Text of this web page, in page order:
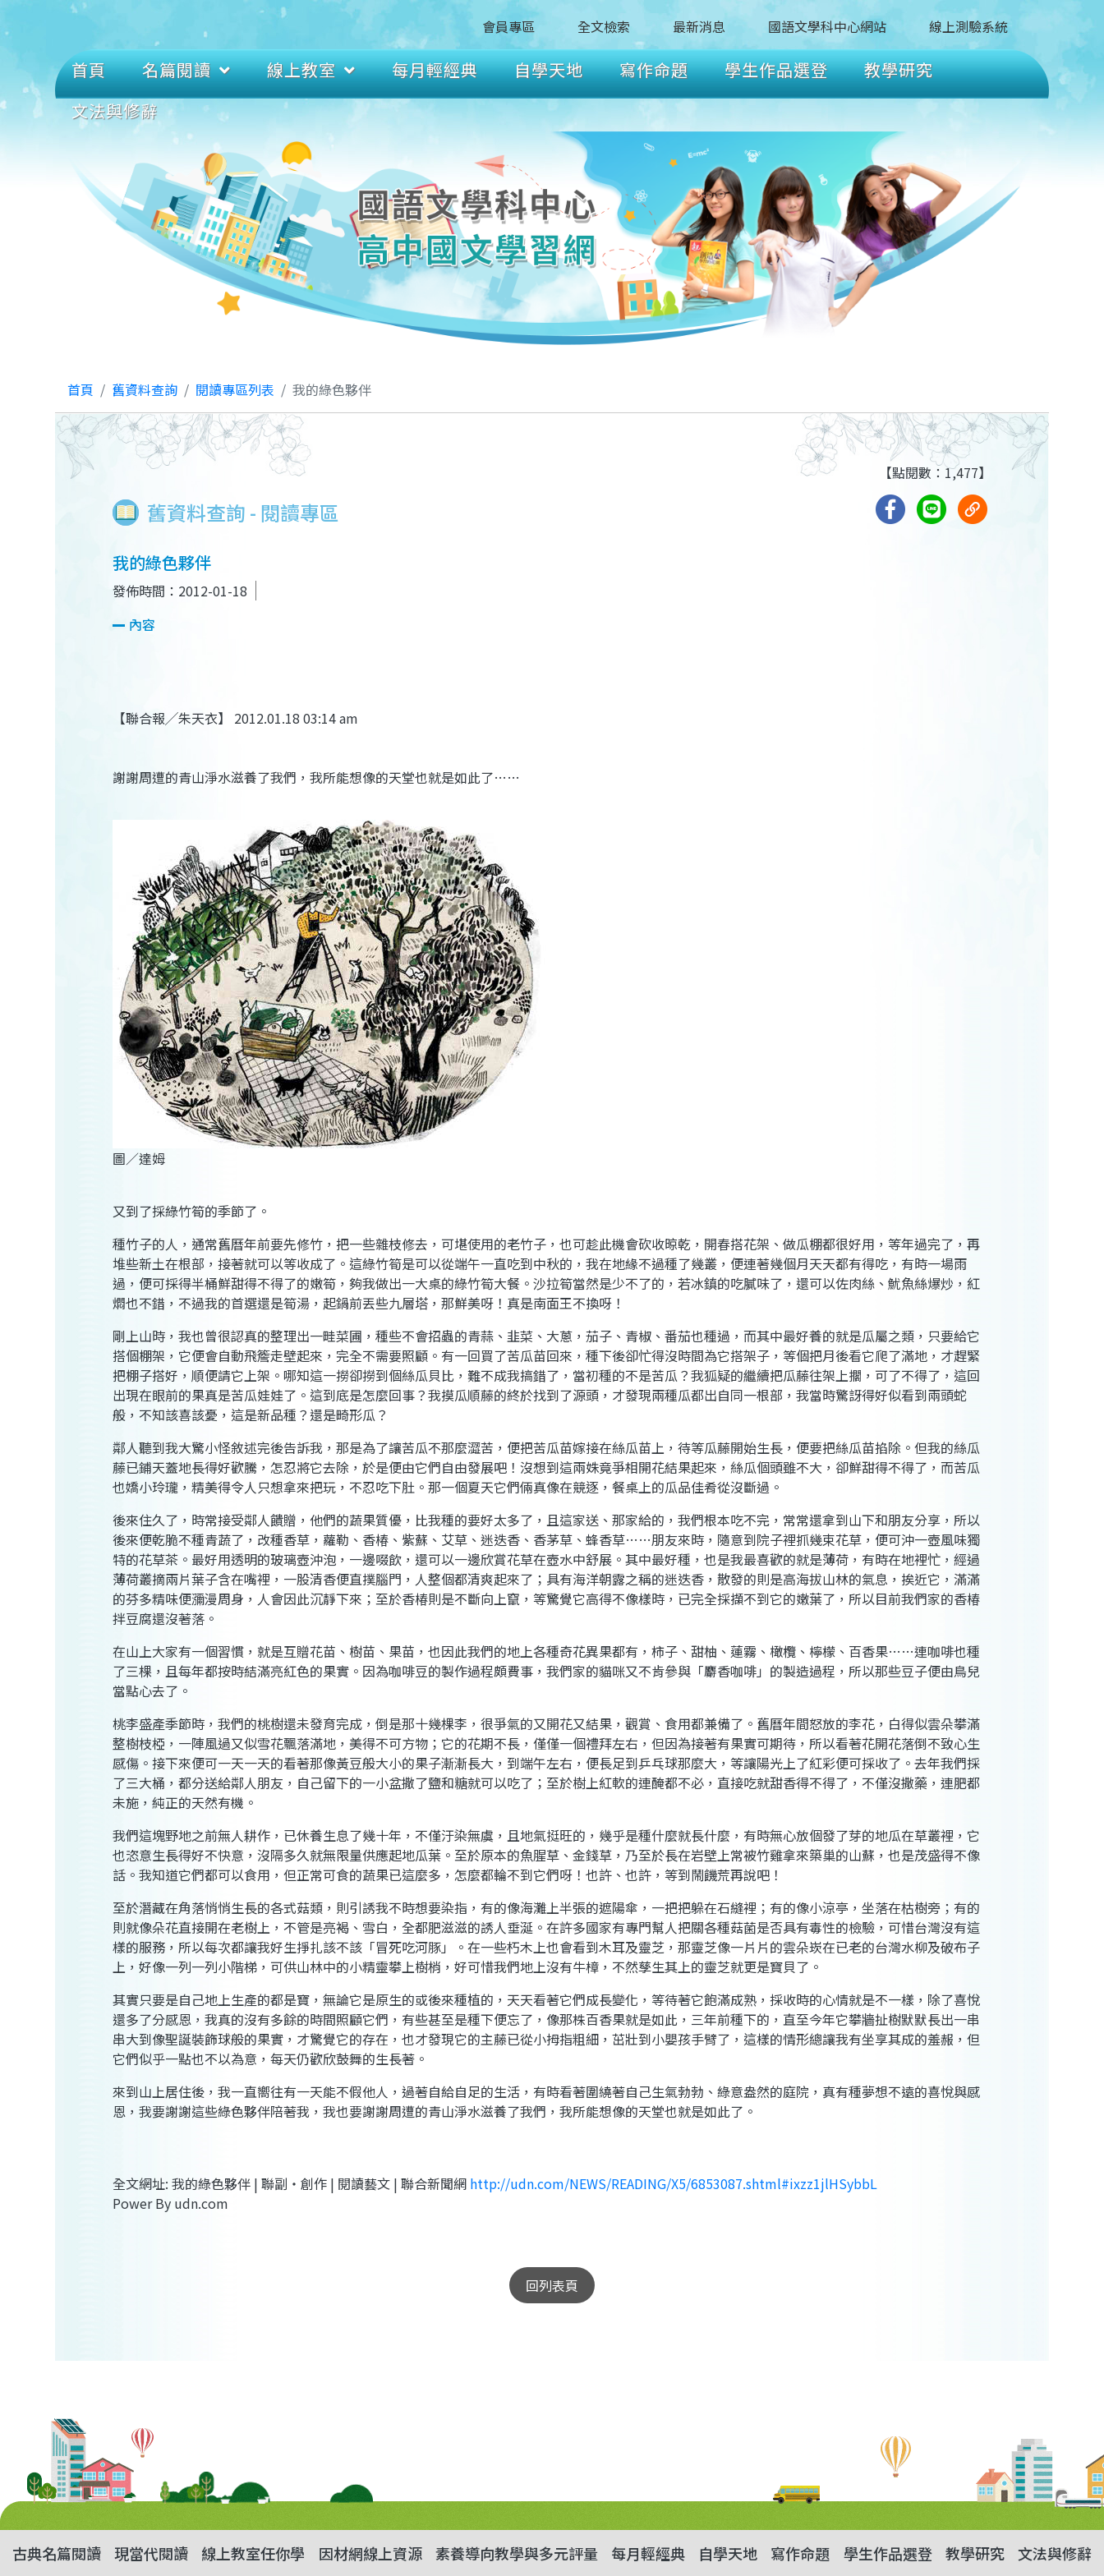
會員專區 全文檢索 最新消息 國語文學科中心網站 線上測驗系統
首頁 名篇閱讀 線上教室 每月輕經典 自學天地 寫作命題 學生作品選登
教學研究
文法與修辭
首頁 舊資料查詢 閱讀專區列表 我的綠色夥伴
舊資料查詢 - 閱讀專區
【點閱數：1,477】
我的綠色夥伴
發佈時間：2012-01-18
內容
【聯合報╱朱天衣】 2012.01.18 03:14 am
謝謝周遭的青山淨水滋養了我們，我所能想像的天堂也就是如此了……
圖／達姆
又到了採綠竹筍的季節了。
種竹子的人，通常舊曆年前要先修竹，把一些雜枝修去，可堪使用的老竹子，也可趁此機會砍收晾乾，開春搭花架、做瓜棚都很好用，等年過完了，再
堆些新土在根部，接著就可以等收成了。這綠竹筍是可以從端午一直吃到中秋的，我在地緣不過種了幾叢，便連著幾個月天天都有得吃，有時一場雨
過，便可採得半桶鮮甜得不得了的嫩筍，夠我做出一大桌的綠竹筍大餐。沙拉筍當然是少不了的，若冰鎮的吃膩味了，還可以佐肉絲、魷魚絲爆炒，紅
燜也不錯，不過我的首選還是筍湯，起鍋前丟些九層塔，那鮮美呀！真是南面王不換呀！
剛上山時，我也曾很認真的整理出一畦菜圃，種些不會招蟲的青蒜、韭菜、大蔥，茄子、青椒、番茄也種過，而其中最好養的就是瓜屬之類，只要給它
搭個棚架，它便會自動飛簷走壁起來，完全不需要照顧。有一回買了苦瓜苗回來，種下後卻忙得沒時間為它搭架子，等個把月後看它爬了滿地，才趕緊
把棚子搭好，順便請它上架。哪知這一撈卻撈到個絲瓜貝比，難不成我搞錯了，當初種的不是苦瓜？我狐疑的繼續把瓜藤往架上擱，可了不得了，這回
出現在眼前的果真是苦瓜娃娃了。這到底是怎麼回事？我摸瓜順藤的終於找到了源頭，才發現兩種瓜都出自同一根部，我當時驚訝得好似看到兩頭蛇
般，不知該喜該憂，這是新品種？還是畸形瓜？
鄰人聽到我大驚小怪敘述完後告訴我，那是為了讓苦瓜不那麼澀苦，便把苦瓜苗嫁接在絲瓜苗上，待等瓜藤開始生長，便要把絲瓜苗掐除。但我的絲瓜
藤已鋪天蓋地長得好歡騰，怎忍將它去除，於是便由它們自由發展吧！沒想到這兩姝竟爭相開花結果起來，絲瓜個頭雖不大，卻鮮甜得不得了，而苦瓜
也嬌小玲瓏，精美得令人只想拿來把玩，不忍吃下肚。那一個夏天它們倆真像在競逐，餐桌上的瓜品佳肴從沒斷過。
後來住久了，時常接受鄰人饋贈，他們的蔬果質優，比我種的要好太多了，且這家送、那家給的，我們根本吃不完，常常還拿到山下和朋友分享，所以
後來便乾脆不種青蔬了，改種香草，蘿勒、香椿、紫蘇、艾草、迷迭香、香茅草、蜂香草……朋友來時，隨意到院子裡抓幾束花草，便可沖一壺風味獨
特的花草茶。最好用透明的玻璃壺沖泡，一邊啜飲，還可以一邊欣賞花草在壺水中舒展。其中最好種，也是我最喜歡的就是薄荷，有時在地裡忙，經過
薄荷叢摘兩片葉子含在嘴裡，一股清香便直撲腦門，人整個都清爽起來了；具有海洋朝露之稱的迷迭香，散發的則是高海拔山林的氣息，挨近它，滿滿
的芬多精味便瀰漫周身，人會因此沉靜下來；至於香椿則是不斷向上竄，等驚覺它高得不像樣時，已完全採擷不到它的嫩葉了，所以目前我們家的香椿
拌豆腐還沒著落。
在山上大家有一個習慣，就是互贈花苗、樹苗、果苗，也因此我們的地上各種奇花異果都有，柿子、甜柚、蓮霧、橄欖、檸檬、百香果……連咖啡也種
了三棵，且每年都按時結滿亮紅色的果實。因為咖啡豆的製作過程頗費事，我們家的貓咪又不肯參與「麝香咖啡」的製造過程，所以那些豆子便由鳥兒
當點心去了。
桃李盛產季節時，我們的桃樹還未發育完成，倒是那十幾棵李，很爭氣的又開花又結果，觀賞、食用都兼備了。舊曆年間怒放的李花，白得似雲朵攀滿
整樹枝椏，一陣風過又似雪花飄落滿地，美得不可方物；它的花期不長，僅僅一個禮拜左右，但因為接著有果實可期待，所以看著花開花落倒不致心生
感傷。接下來便可一天一天的看著那像黃豆般大小的果子漸漸長大，到端午左右，便長足到乒乓球那麼大，等讓陽光上了紅彩便可採收了。去年我們採
了三大桶，都分送給鄰人朋友，自己留下的一小盆撒了鹽和糖就可以吃了；至於樹上紅軟的連醃都不必，直接吃就甜香得不得了，不僅沒撒藥，連肥都
未施，純正的天然有機。
我們這塊野地之前無人耕作，已休養生息了幾十年，不僅汙染無虞，且地氣挺旺的，幾乎是種什麼就長什麼，有時無心放個發了芽的地瓜在草叢裡，它
也恣意生長得好不快意，沒隔多久就無限量供應起地瓜葉。至於原本的魚腥草、金錢草，乃至於長在岩壁上常被竹雞拿來築巢的山蘇，也是茂盛得不像
話。我知道它們都可以食用，但正常可食的蔬果已這麼多，怎麼都輪不到它們呀！也許、也許，等到鬧饑荒再說吧！
至於潛藏在角落悄悄生長的各式菇類，則引誘我不時想要染指，有的像海灘上半張的遮陽傘，一把把躲在石縫裡；有的像小涼亭，坐落在枯樹旁；有的
則就像朵花直接開在老樹上，不管是亮褐、雪白，全都肥滋滋的誘人垂涎。在許多國家有專門幫人把關各種菇菌是否具有毒性的檢驗，可惜台灣沒有這
樣的服務，所以每次都讓我好生掙扎該不該「冒死吃河豚」。在一些朽木上也會看到木耳及靈芝，那靈芝像一片片的雲朵崁在已老的台灣水柳及破布子
上，好像一列一列小階梯，可供山林中的小精靈攀上樹梢，好可惜我們地上沒有牛樟，不然孳生其上的靈芝就更是寶貝了。
其實只要是自己地上生產的都是寶，無論它是原生的或後來種植的，天天看著它們成長變化，等待著它飽滿成熟，採收時的心情就是不一樣，除了喜悅
還多了分感恩，我真的沒有多餘的時間照顧它們，有些甚至是種下便忘了，像那株百香果就是如此，三年前種下的，直至今年它攀牆扯樹默默長出一串
串大到像聖誕裝飾球般的果實，才驚覺它的存在，也才發現它的主藤已從小拇指粗細，茁壯到小嬰孩手臂了，這樣的情形總讓我有坐享其成的羞赧，但
它們似乎一點也不以為意，每天仍歡欣鼓舞的生長著。
來到山上居住後，我一直嚮往有一天能不假他人，過著自給自足的生活，有時看著圍繞著自己生氣勃勃、綠意盎然的庭院，真有種夢想不遠的喜悅與感
恩，我要謝謝這些綠色夥伴陪著我，我也要謝謝周遭的青山淨水滋養了我們，我所能想像的天堂也就是如此了。
全文網址: 我的綠色夥伴 | 聯副‧創作 | 閱讀藝文 | 聯合新聞網 http://udn.com/NEWS/READING/X5/6853087.shtml#ixzz1jlHSybbL
Power By udn.com
回列表頁
古典名篇閱讀 現當代閱讀 線上教室任你學 因材網線上資源 素養導向教學與多元評量 每月輕經典 自學天地 寫作命題 學生作品選登 教學研究 文法與修辭